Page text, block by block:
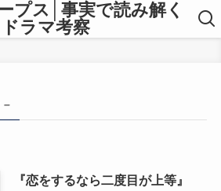
プス│事実で読み解く
ドラマ考察
–
『恋をするなら二度目が上等』